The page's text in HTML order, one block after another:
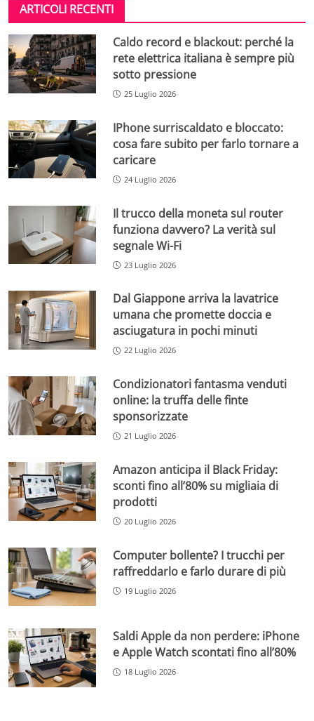
ARTICOLI RECENTI
Caldo record e blackout: perché la
rete elettrica italiana è sempre più
sotto pressione
25 Luglio 2026
IPhone surriscaldato e bloccato:
cosa fare subito per farlo tornare a
caricare
24 Luglio 2026
Il trucco della moneta sul router
funziona davvero? La verità sul
segnale Wi-Fi
23 Luglio 2026
Dal Giappone arriva la lavatrice
umana che promette doccia e
asciugatura in pochi minuti
22 Luglio 2026
Condizionatori fantasma venduti
online: la truffa delle finte
sponsorizzate
21 Luglio 2026
Amazon anticipa il Black Friday:
sconti fino all’80% su migliaia di
prodotti
20 Luglio 2026
Computer bollente? I trucchi per
raffreddarlo e farlo durare di più
19 Luglio 2026
Saldi Apple da non perdere: iPhone
e Apple Watch scontati fino all’80%
18 Luglio 2026